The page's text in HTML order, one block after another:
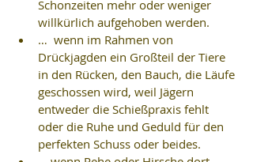
Schonzeiten mehr oder weniger
willkürlich aufgehoben werden.
…  wenn im Rahmen von
Drückjagden ein Großteil der Tiere
in den Rücken, den Bauch, die Läufe
geschossen wird, weil Jägern
entweder die Schießpraxis fehlt
oder die Ruhe und Geduld für den
perfekten Schuss oder beides.